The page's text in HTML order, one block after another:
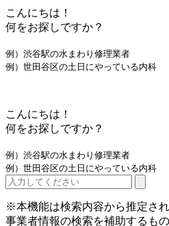
こんにちは！
何をお探しですか？
例）渋谷駅の水まわり修理業者
例）世田谷区の土日にやっている内科
こんにちは！
何をお探しですか？
例）渋谷駅の水まわり修理業者
例）世田谷区の土日にやっている内科
※本機能は検索内容から推定さ
事業者情報の検索を補助するもの